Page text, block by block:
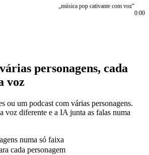
„música pop cativante com voz“
0:00
personagens, cada
voz
ou um podcast com várias personagens.
voz diferente e a IA junta as falas numa
numa só faixa
cada personagem